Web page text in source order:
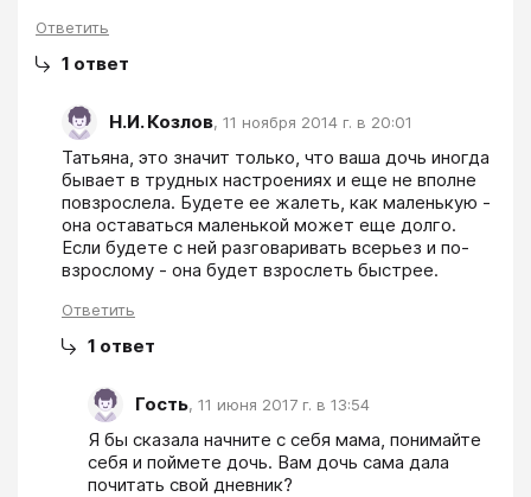
Ответить
1 ответ
Н.И. Козлов, 11 ноября 2014 г. в 20:01
Татьяна, это значит только, что ваша дочь иногда
бывает в трудных настроениях и еще не вполне
повзрослела. Будете ее жалеть, как маленькую -
она оставаться маленькой может еще долго.
Если будете с ней разговаривать всерьез и по-
взрослому - она будет взрослеть быстрее.
Ответить
1 ответ
Гость, 11 июня 2017 г. в 13:54
Я бы сказала начните с себя мама, понимайте
себя и поймете дочь. Вам дочь сама дала
почитать свой дневник?